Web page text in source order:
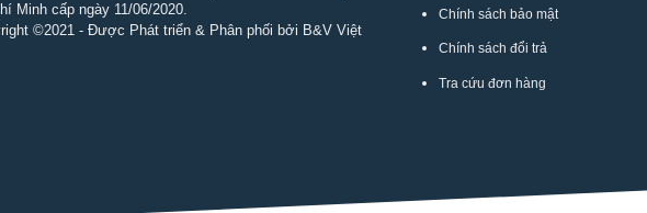
Minh cấp ngày 11/06/2020.
©2021 - Được Phát triển & Phân phối bởi B&V Việt
Chính sách bảo mật
Chính sách đổi trả
Tra cứu đơn hàng